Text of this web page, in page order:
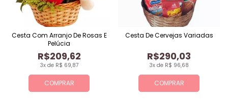
COMPRAR
3x de R$ 69,87
R$209,62
Cesta Com Arranjo De Rosas E
Pelúcia
COMPRAR
3x de R$ 96,68
R$290,03
Cesta De Cervejas Variadas